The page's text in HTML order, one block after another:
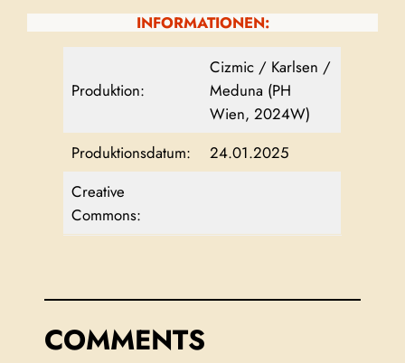
INFORMATIONEN:
Produktion:
Cizmic / Karlsen /
Meduna (PH
Wien, 2024W)
Produktionsdatum:
24.01.2025
Creative
Commons:
COMMENTS